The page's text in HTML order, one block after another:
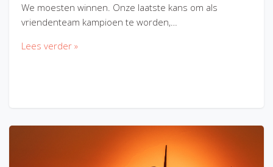
We moesten winnen. Onze laatste kans om als
vriendenteam kampioen te worden,…
Lees verder »